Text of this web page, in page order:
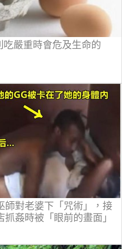
嚴重時會危及生命的
師對老婆下「咒術」，接
姦時被「眼前的畫面」